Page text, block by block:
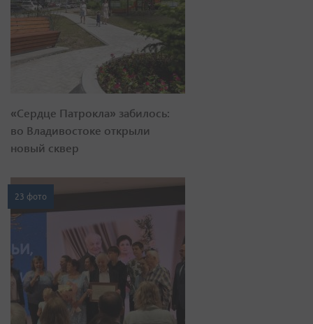
«Сердце Патрокла» забилось:
во Владивостоке открыли
новый сквер
23 фото